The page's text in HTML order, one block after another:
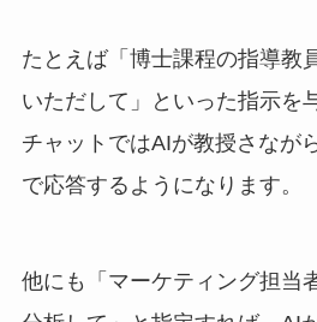
たとえば「博士課程の指導教
いただして」といった指示を
チャットではAIが教授さなが
で応答するようになります。
他にも「マーケティング担当